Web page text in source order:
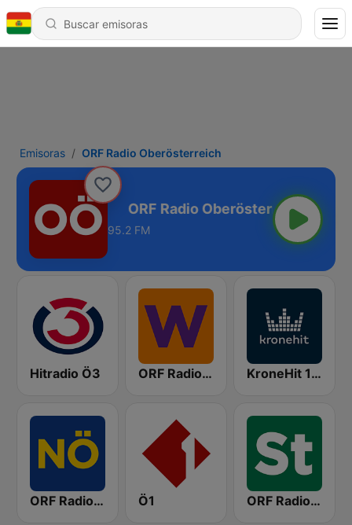
Emisoras ORF Radio Oberösterreich
95.2 FM
Hitradio Ö3 ORF Radio Wien KroneHit 105.8
ORF Radio Niederösterreich Ö1 ORF Radio Steiermark